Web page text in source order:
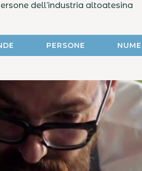
dell’industria altoatesina
PERSONE